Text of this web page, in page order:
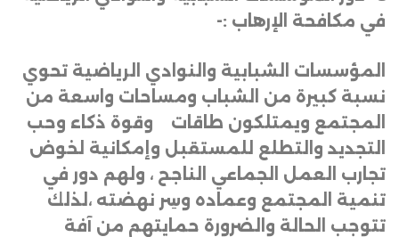
في مكافحة الإرهاب :-
المؤسسات الشبابية والنوادي الرياضية تحوي
نسبة كبيرة من الشباب ومساحات واسعة من
المجتمع ويمتلكون طاقات وقوة ذكاء وحب
التجديد والتطلع للمستقبل وإمكانية لخوض
تجارب العمل الجماعي الناجح ، ولهم دور في
تنمية المجتمع وعماده وسِر نهضته ،لذلك
تتوجب الحالة والضرورة حمايتهم من آفة